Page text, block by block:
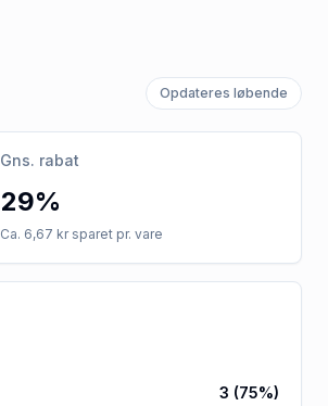
Opdateres løbende
Gns. rabat
29%
Ca. 6,67 kr sparet pr. vare
3 (75%)